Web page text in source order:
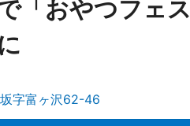
「おやつフェ
字富ヶ沢62-46